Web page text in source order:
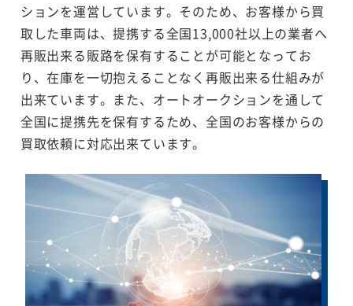
ションを運営しています。そのため、お客様から買
取した車両は、提携する全国13,000社以上の業者へ
再販出来る販路を保有することが可能となってお
り、在庫を一切抱えることなく再販出来る仕組みが
出来ています。また、オートオークションを通して
全国に提携先を保有するため、全国のお客様からの
買取依頼に対応出来ています。